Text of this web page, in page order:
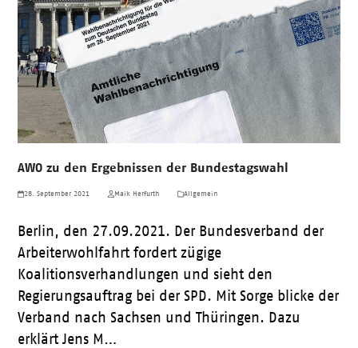
AWO zu den Ergebnissen der Bundestagswahl
28. September 2021 Maik Herfurth Allgemein
Berlin, den 27.09.2021. Der Bundesverband der
Arbeiterwohlfahrt fordert zügige
Koalitionsverhandlungen und sieht den
Regierungsauftrag bei der SPD. Mit Sorge blicke der
Verband nach Sachsen und Thüringen. Dazu
erklärt Jens M…